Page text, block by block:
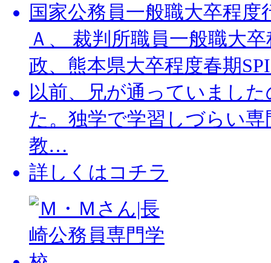
国家公務員一般職大卒程
Ａ、 裁判所職員一般職大
政、熊本県大卒程度春期
以前、兄が通っていまし
た。独学で学習しづらい
教…
詳しくはコチラ